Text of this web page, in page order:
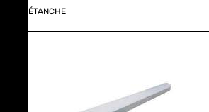
ÉTANCHE